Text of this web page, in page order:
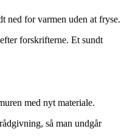
ned for varmen uden at fryse.
forskrifterne. Et sundt
med nyt materiale.
så man undgår